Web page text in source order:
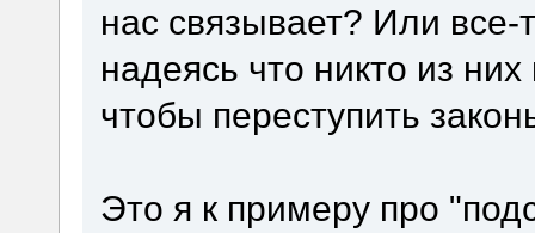
нас связывает? Или
надеясь что никто из
чтобы переступить
Это я к примеру про